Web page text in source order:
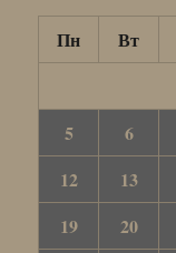
Пн Вт
5
6
12
13
19
20